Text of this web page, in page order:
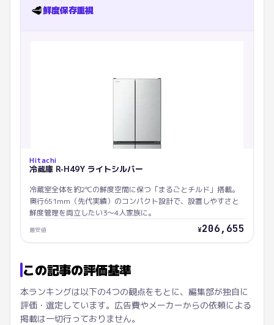
🥩鮮度保存重視
Hitachi
冷蔵庫 R-H49Y ライトシルバー
冷蔵室全体を約2℃の鮮度空間に保つ「まるごとチルド」搭載。
奥行651mm（先代実績）のコンパクト設計で、設置しやすさと
鮮度管理を両立したい3〜4人家族に。
最安値 ¥206,655
この記事の評価基準
本ランキングは以下の4つの観点をもとに、編集部が独自に
評価・選定しています。広告費やメーカーからの依頼による
掲載は一切行っておりません。